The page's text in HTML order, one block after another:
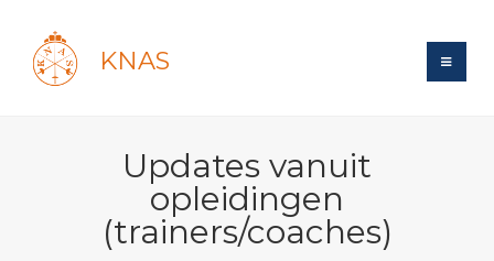
KNAS
Recent posts
Updates vanuit
opleidingen
(trainers/coaches)